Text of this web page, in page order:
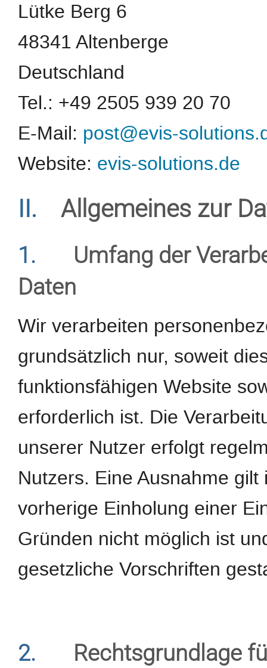
Lütke Berg 6
48341 Altenberge
Deutschland
Tel.: +49 2505 939 20 70
E-Mail: post@evis-
Website: evis-solutions.de
II. Allgemeines zur
1.
Umfang der
Daten
Wir verarbeiten
grundsätzlich nur, soweit
funktionsfähigen Website
erforderlich ist. Die
unserer Nutzer erfolgt
Nutzers. Eine Ausnahme
vorherige Einholung einer
Gründen nicht möglich ist
gesetzliche Vorschriften
2.
Rechtsgrundlage